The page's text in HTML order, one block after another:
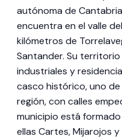
autónoma de
encuentra en el valle
kilómetros de
Santander. Su
industriales y
casco histórico, uno
región, con calles
municipio está
ellas Cartes, Mijarojos